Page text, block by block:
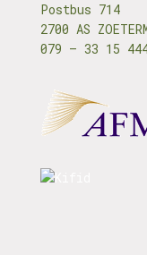
Postbus 714
2700 AS
079 – 33 15